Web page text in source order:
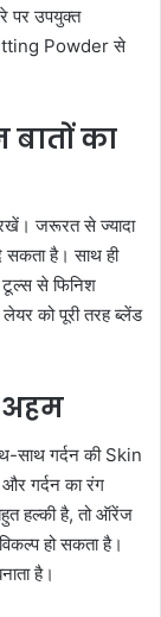
पर उपयुक्त
Powder से
का
जरूरत से ज्यादा
है। साथ ही
टूल्स से फिनिश
को पूरी तरह ब्लेंड
अहम
साथ गर्दन की Skin
गर्दन का रंग
हल्की है, तो ऑरेंज
हो सकता है।
है।